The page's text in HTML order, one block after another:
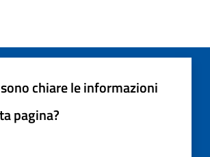
chiare le informazioni
pagina?